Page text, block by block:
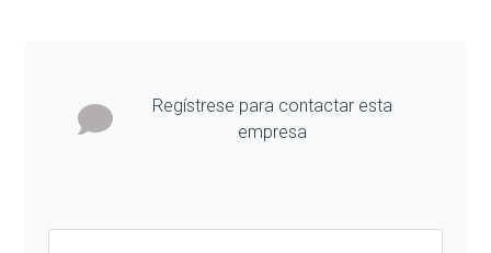
Regístrese para contactar esta
empresa